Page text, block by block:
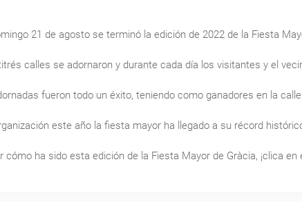
21 de agosto se terminó la edición de 2022 de la Fiesta
calles se adornaron y durante cada día los visitantes y el
fueron todo un éxito, teniendo como ganadores en la calle
este año la fiesta mayor ha llegado a su récord
cómo ha sido esta edición de la Fiesta Mayor de Gràcia, ¡clica